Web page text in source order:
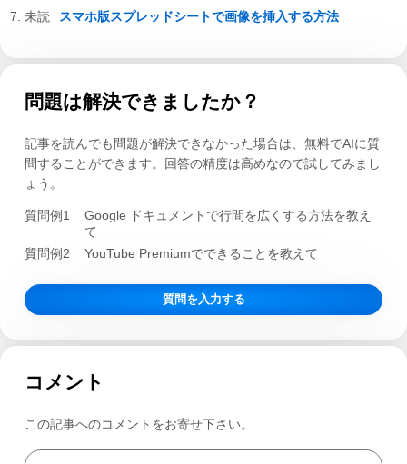
スマホ版スプレッドシートで画像を挿入する方法
問題は解決できましたか？
記事を読んでも問題が解決できなかった場合は、無料でAIに質
問することができます。回答の精度は高めなので試してみまし
ょう。
質問例1
Google ドキュメントで行間を広くする方法を教え
て
質問例2
YouTube Premiumでできることを教えて
質問を入力する
コメント
この記事へのコメントをお寄せ下さい。